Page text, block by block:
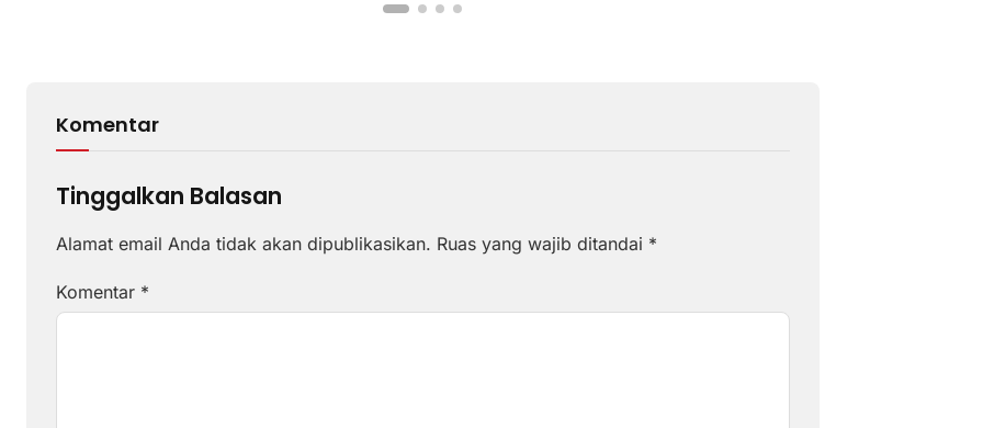
Komentar
Tinggalkan Balasan
Alamat email Anda tidak akan dipublikasikan. Ruas yang wajib ditandai *
Komentar *